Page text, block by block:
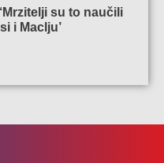
su to naučili
i Maclju’